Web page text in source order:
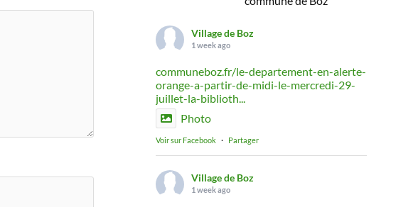
Village de Boz
1 week ago
communeboz.fr/le-departement-en-alerte-
orange-a-partir-de-midi-le-mercredi-29-
juillet-la-biblioth...
Photo
Voir sur Facebook · Partager
Village de Boz
1 week ago